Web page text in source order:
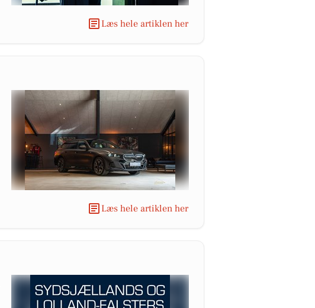
Læs hele artiklen her
Læs hele artiklen her